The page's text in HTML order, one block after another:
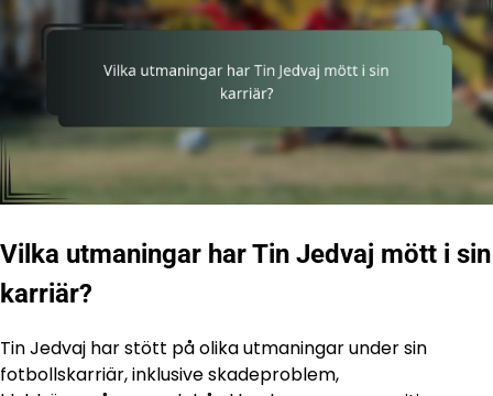
Vilka utmaningar har Tin Jedvaj mött i sin
karriär?
Tin Jedvaj har stött på olika utmaningar under sin
fotbollskarriär, inklusive skadeproblem,